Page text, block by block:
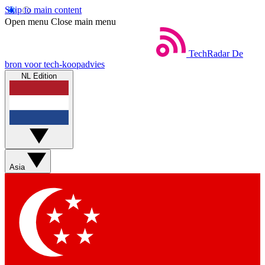
Skip to main content
Open menu Close main menu
TechRadar De
bron voor tech-koopadvies
NL Edition
Asia